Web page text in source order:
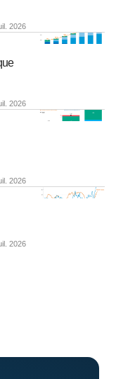
2026
2026
2026
2026